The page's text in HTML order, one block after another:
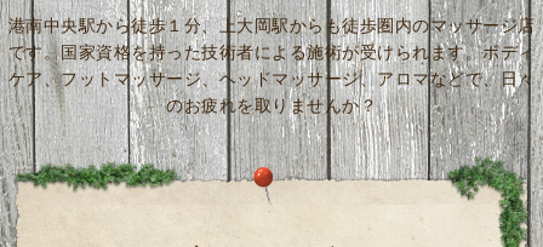
港南中央駅から徒歩１分、上大岡駅からも徒歩圏内のマッサージ店
です。国家資格を持った技術者による施術が受けられます。ボディ
ケア、フットマッサージ、ヘッドマッサージ、アロマなどで、日々
のお疲れを取りませんか？